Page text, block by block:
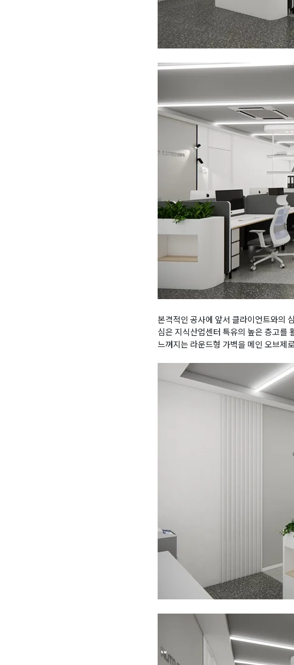
본격적인 공사에 앞서 클라이언트와의
심은 지식산업센터 특유의 높은 층고를
느껴지는 라운드형 가벽을 메인 오브제